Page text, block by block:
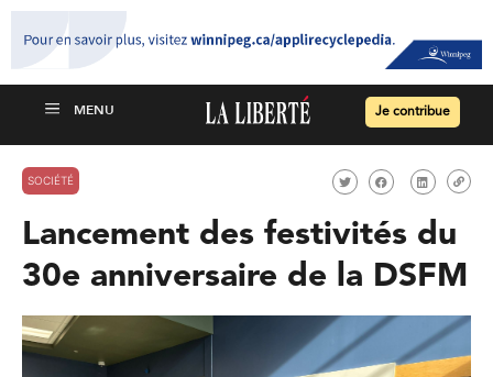
Je contribue
SOCIÉTÉ
Lancement des festivités du
30e anniversaire de la DSFM